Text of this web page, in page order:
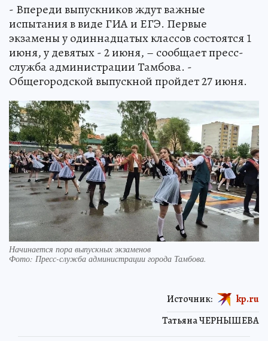
- Впереди выпускников ждут важные
испытания в виде ГИА и ЕГЭ. Первые
экзамены у одиннадцатых классов состоятся 1
июня, у девятых - 2 июня, – сообщает пресс-
служба администрации Тамбова. -
Общегородской выпускной пройдет 27 июня.
Начинается пора выпускных экзаменов
Фото: Пресс-служба администрации города Тамбова.
Татьяна ЧЕРНЫШЕВА
Источник: kp.ru